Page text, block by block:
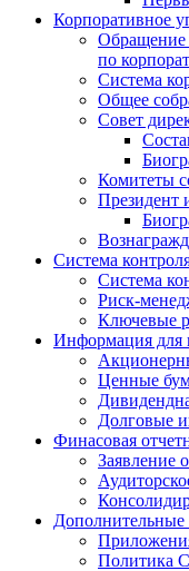
Корпоративное
Обращение
по
Система
Общее
Совет
Комитеты
Президент
Система
Система
Риск-
Ключевые
Информация для
Ценные
Долговые
Финасовая
Заявление
Дополнительные
Политика